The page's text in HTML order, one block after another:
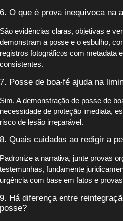
6. O que é prova inequívoca na
São evidências claras, objetivas e
demonstram a posse e o esbulho,
registros fotográficos com metadata
consistentes.
7. Posse de boa-fé ajuda na
Sim. A demonstração de posse de
necessidade de proteção imediata,
risco de lesão irreparável.
8. Quais cuidados ao redigir a
Padronize a narrativa, junte provas
testemunhas, fundamente
urgência com base em fatos e
9. Há diferença entre
posse?